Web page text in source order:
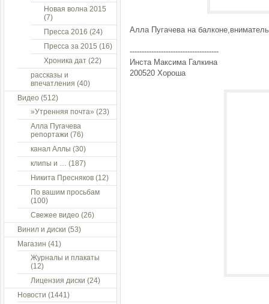
Алла Пугачева на
-------------------------------------
Инста Максима Галкина
200520 Хороша
Новая волна 2015
(7)
Пресса 2016 (24)
Пресса за 2015 (16)
Хроника дат (22)
рассказы и
впечатления (40)
Видео (512)
»Утренняя почта» (23)
Алла Пугачева
репортажи (76)
канал Аллы (30)
клипы и … (187)
Никита Пресняков (12)
По вашим просьбам
(100)
Свежее видео (26)
Винил и диски (53)
Магазин (41)
Журналы и плакаты
(12)
Лицензия диски (24)
Новости (1441)